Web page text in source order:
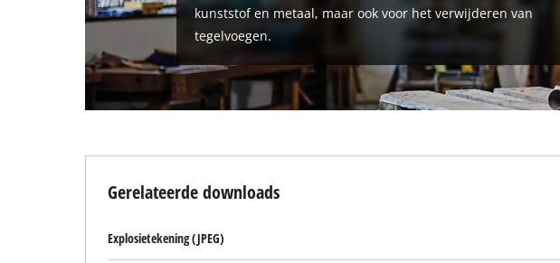
kunststof en metaal, maar ook voor het verwijderen van
tegelvoegen.
Gerelateerde downloads
Explosietekening (JPEG)